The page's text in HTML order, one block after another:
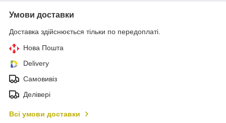
Умови доставки
Доставка здійснюється тільки по передоплаті.
Нова Пошта
Delivery
Самовивіз
Делівері
Всі умови доставки